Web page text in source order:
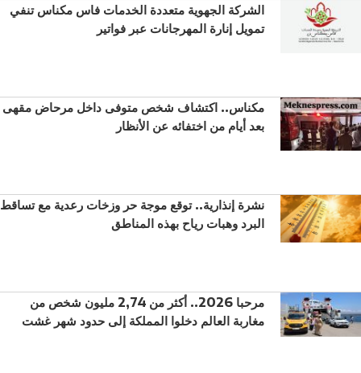
الشركة الجهوية متعددة الخدمات فاس مكناس تنفي
تمويل إنارة المهرجانات عبر فواتير
مكناس.. اكتشاف شخص متوفى داخل مرحاض مقهى
بعد أيام من اختفائه عن الأنظار
نشرة إنذارية.. توقع موجة حر وزخات رعدية مع تساقط
البرد وهبات رياح بهذه المناطق
مرحبا 2026.. أكثر من 2,74 مليون شخص من
مغاربة العالم دخلوا المملكة إلى حدود شهر غشت